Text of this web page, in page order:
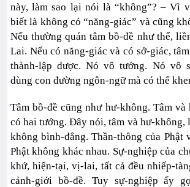
này, làm sao lại nói là “không”? – Vì
biết là không có “năng-giác” và cũng
Nếu thường quán tâm bồ-đề như thế,
Lai. Nếu có năng-giác và có sở-giác,
thành-lập dược. Nó vô tướng. Nó vô
dùng con đường ngôn-ngữ mà có thể
Tâm bồ-đề cũng như hư-không. Tâm và
có hai tướng. Đây nói, tâm và hư-không,
không bình-đẳng. Thần-thông của Phật
Phật không khác nhau. Sự-nghiệp của
khứ, hiện-tại, vị-lai, tất cả đều nhiếp-
cảnh-giới bồ-đề. Tuy sự-nghiệp ấy